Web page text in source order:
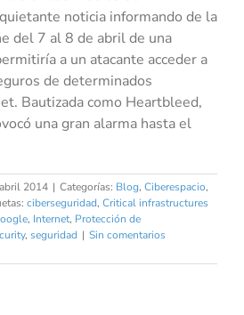
noticia informando de la
del 7 al 8 de abril de una
a un atacante acceder a
de determinados
Bautizada como Heartbleed,
una gran alarma hasta el
2014 | Categorías: Blog, Ciberespacio,
ciberseguridad, Critical infrastructures
, Internet, Protección de
, seguridad | Sin comentarios